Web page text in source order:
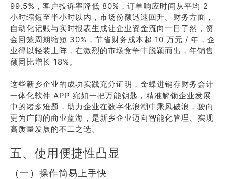
99.5%，客户投诉率降低 80%，订单响应时间从平均 2
小时缩短至半小时以内，市场份额迅速回升。财务方面，
自动化记账与实时报表生成让企业资金流向一目了然，资
金回笼周期缩短 30%，节省财务成本超 10 万元 / 年，企
业得以轻装上阵，在激烈的市场竞争中脱颖而出，年销售
额同比增长 18%。
这些新乡企业的成功实践充分证明，金蝶进销存财务会计
一体化软件 APP 宛如一把万能钥匙，精准解锁企业发展
中的诸多难题，助力企业在数字化浪潮中乘风破浪，驶向
更为广阔的商业蓝海，是新乡企业迈向智能化管理、实现
高质量发展的不二之选。
五、使用便捷性凸显
（一）操作简易上手快